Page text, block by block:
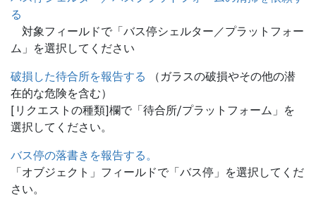
る
対象フィールドで「バス停シェルター／プラットフォー
ム」を選択してください
破損した待合所を報告する
（ガラスの破損やその他の潜
在的な危険を含む）
[リクエストの種類]欄で「待合所/プラットフォーム」を
選択してください。
バス停の落書きを報告する。
「オブジェクト」フィールドで「バス停」を選択してくだ
さい。